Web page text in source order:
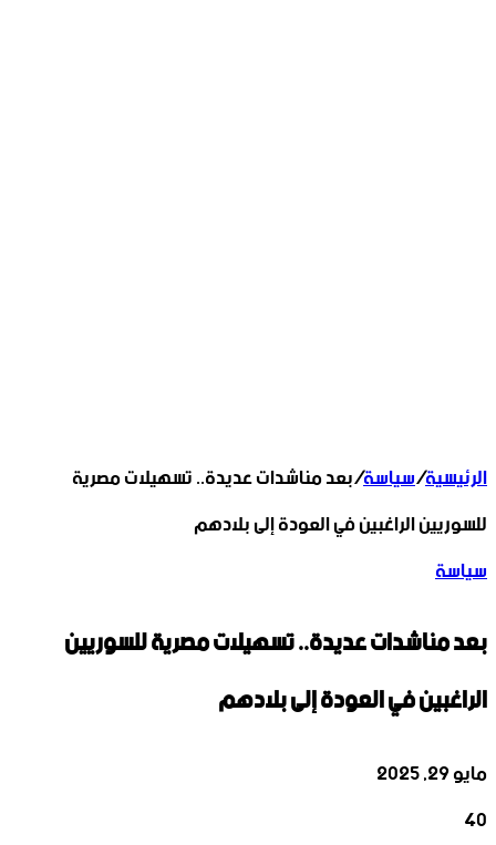
الرئيسية/سياسة/بعد مناشدات عديدة.. تسهيلات مصرية
للسوريين الراغبين في العودة إلى بلادهم
سياسة
بعد مناشدات عديدة.. تسهيلات مصرية للسوريين
الراغبين في العودة إلى بلادهم
مايو 29, 2025
40